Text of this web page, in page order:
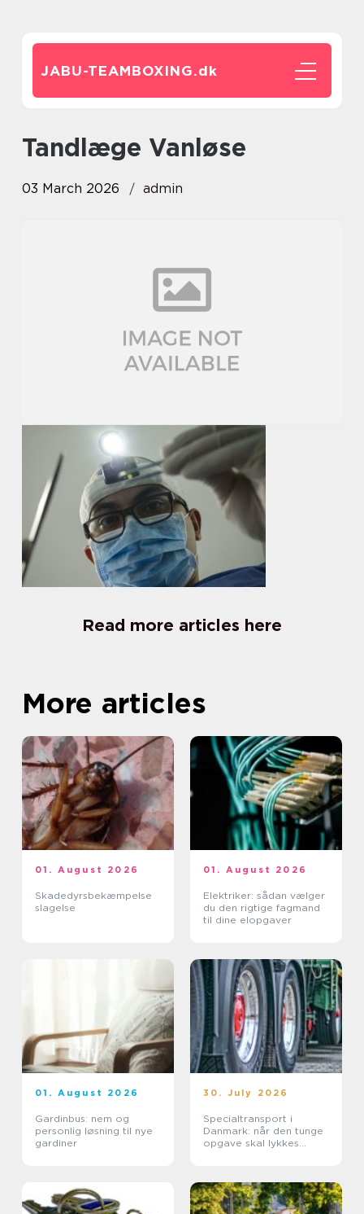
JABU-TEAMBOXING.dk
Tandlæge Vanløse
03 March 2026 admin
Read more articles here
More articles
01. August 2026
Skadedyrsbekæmpelse
slagelse
01. August 2026
Elektriker: sådan vælger
du den rigtige fagmand
til dine elopgaver
01. August 2026
Gardinbus: nem og
personlig løsning til nye
gardiner
30. July 2026
Specialtransport i
Danmark: når den tunge
opgave skal lykkes